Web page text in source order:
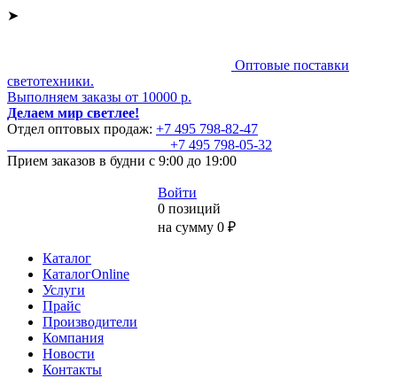
➤
Оптовые поставки
светотехники.
Выполняем заказы от 10000 р.
Делаем мир светлее!
Отдел оптовых продаж: +7 495 798-82-47
+7 495 798-05-32
Прием заказов в будни с 9:00 до 19:00
Войти
0 позиций
на сумму 0 ₽
Каталог
КаталогOnline
Услуги
Прайс
Производители
Компания
Новости
Контакты